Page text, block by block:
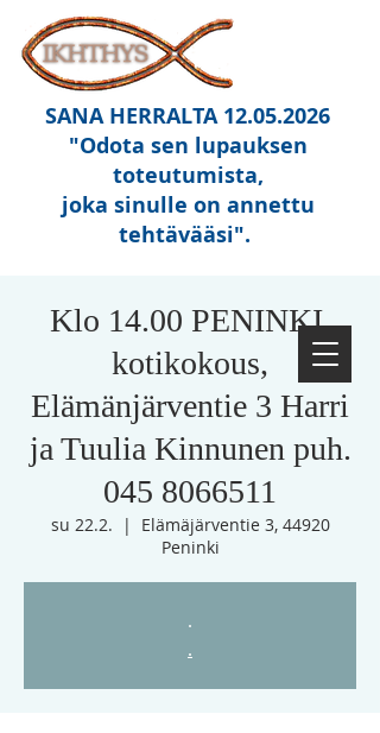
SANA HERRALTA 12.05.2026
"Odota sen lupauksen
toteutumista,
joka sinulle on annettu
tehtävääsi".
Klo 14.00 PENINKI,
kotikokous,
Elämänjärventie 3 Harri
ja Tuulia Kinnunen puh.
045 8066511
su 22.2.
  |
Elämäjärventie 3, 44920
Peninki
.
.